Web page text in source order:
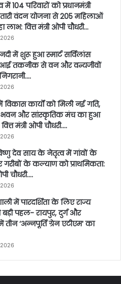
104 परिवारों को प्रधानमंत्री
वंदन योजना से 205 महिलाओं
लाभ: वित्त मंत्री ओपी चौधरी…
में शुरू हुआ स्मार्ट सर्विलांस
तकनीक से वन और वन्यजीवों
विकास कार्यों को मिली नई गति,
भवन और सांस्कृतिक मंच का हुआ
मंत्री ओपी चौधरी….
देव साय के नेतृत्व में गांवों के
के कल्याण को प्राथमिकता:
चौधरी….
में पारदर्शिता के लिए राज्य
पहल- रायपुर, दुर्ग और
‘अन्नपूर्ति ग्रेन एटीएम‘ का